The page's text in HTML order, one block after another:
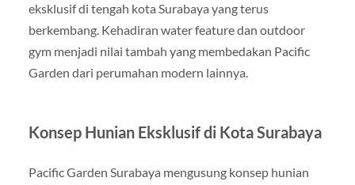
eksklusif di tengah kota Surabaya yang terus
berkembang. Kehadiran water feature dan outdoor
gym menjadi nilai tambah yang membedakan Pacific
Garden dari perumahan modern lainnya.
Konsep Hunian Eksklusif di Kota Surabaya
Pacific Garden Surabaya mengusung konsep hunian